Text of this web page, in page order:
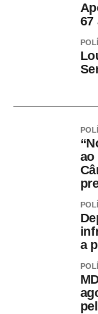
O Machado
que os
e caderneta de
COMENTE
67
ao
a